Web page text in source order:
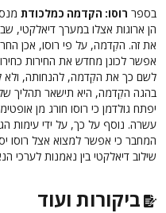
בספר רוסו: הקִדמה כמלכודת
הן ארוגות אצלו במערך דיאלקטי,
את זה. הקִדמה, על פי רוסו, אכן
אפשר לכונן מחדש את החירות
לשם כך את הקִדמה, להנחותה, ולא
בהגה הקִדמה, היא תישאר תהליך
יפתח גולדמן כי רוסו חורג מן
עשרה. נוסף על כך, על ידי עימות
המחבר כי אפשר למצוא אצל רוסו
שילוב דיאלקטי בין נאמנות לערכי
ביקורות ועוד